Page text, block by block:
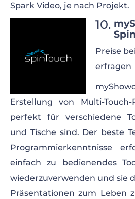
Spark Video, je nach Projekt.
Preise
erfragen
Erstellung von Multi-Touch-
perfekt für verschiedene
und Tische sind. Der beste
Programmierkenntnisse
einfach zu bedienendes
wiederzuverwenden und sie
Präsentationen zum Leben